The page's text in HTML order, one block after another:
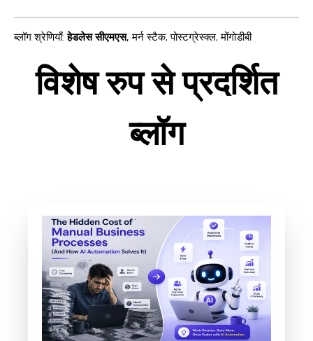
ब्लॉग श्रेणियाँ: हेडलेस सीएमएस, मर्न स्टैक,पोस्टग्रेस्क्ल,मोंगोडीबी
विशेष रुप से प्रदर्शित
ब्लॉग